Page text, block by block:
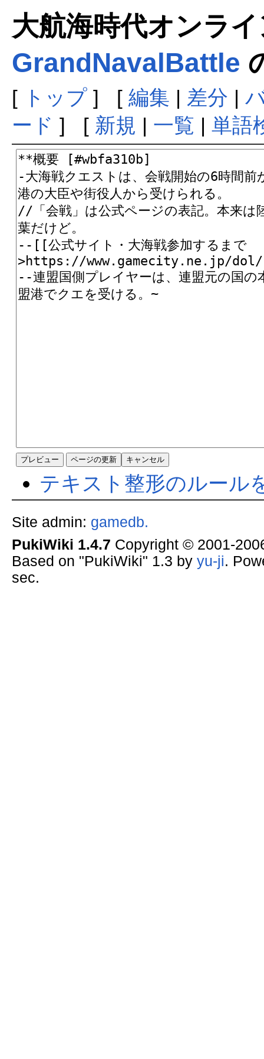
大航海時代オンラ
GrandNavalBattle
[ トップ] [ 編集 | 差分 |
ード ] [ 新規 | 一覧 | 単語
テキスト整形のルール
Site admin: gamedb.
PukiWiki 1.4.7 Copyright © 2001-
Based on "PukiWiki" 1.3 by yu-ji.
sec.